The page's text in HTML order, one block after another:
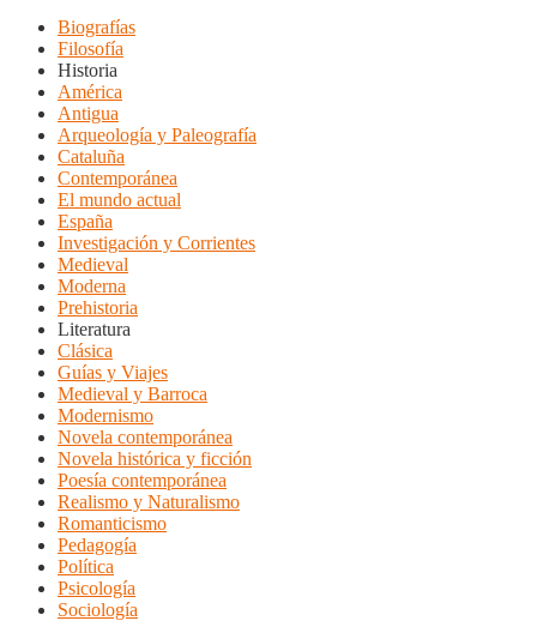
Biografías
Filosofía
Historia
América
Antigua
Arqueología y Paleografía
Cataluña
Contemporánea
El mundo actual
España
Investigación y Corrientes
Medieval
Moderna
Prehistoria
Literatura
Clásica
Guías y Viajes
Medieval y Barroca
Modernismo
Novela contemporánea
Novela histórica y ficción
Poesía contemporánea
Realismo y Naturalismo
Romanticismo
Pedagogía
Política
Psicología
Sociología